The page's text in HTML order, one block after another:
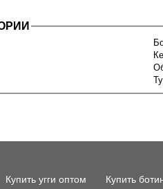
Купить угги оптом Купить